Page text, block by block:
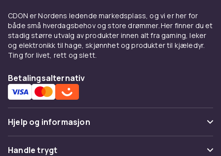
CDON er Nordens ledende markedsplass, og vi er her for
både små hverdagsbehov og store drømmer. Her finner du et
stadig større utvalg av produkter innen alt fra gaming, leker
og elektronikk til hage, skjønnhet og produkter til kjæledyr.
Ting for livet, rett og slett.
Betalingsalternativ
Hjelp og informasjon
Vanlige spørsmål
Handle trygt